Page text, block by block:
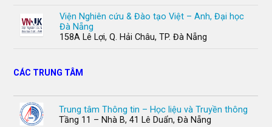
Viện Nghiên cứu & Đào tạo Việt – Anh, Đại học
Đà Nẵng
158A Lê Lợi, Q. Hải Châu, TP. Đà Nẵng
CÁC TRUNG TÂM
Trung tâm Thông tin – Học liệu và Truyền thông
Tầng 11 – Nhà B, 41 Lê Duẩn, Đà Nẵng